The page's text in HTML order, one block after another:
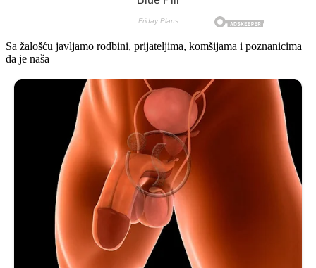
Sa žalošću javljamo rodbini, prijateljima, komšijama i poznanicima
da je naša